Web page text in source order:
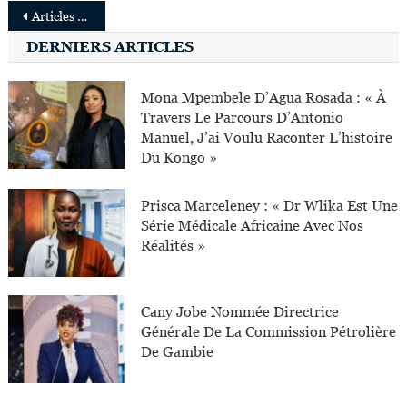
Navigation
des
articles
Articles plus anciens
DERNIERS ARTICLES
Mona Mpembele D’Agua Rosada : « À
Travers Le Parcours D’Antonio
Manuel, J’ai Voulu Raconter L’histoire
Du Kongo »
Prisca Marceleney : « Dr Wlika Est Une
Série Médicale Africaine Avec Nos
Réalités »
Cany Jobe Nommée Directrice
Générale De La Commission Pétrolière
De Gambie